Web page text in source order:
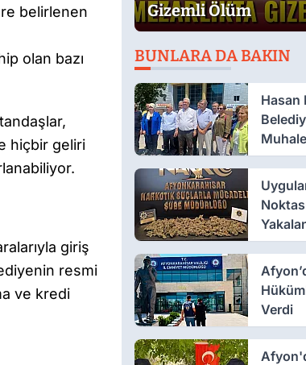
belirlenen
olan bazı
hiçbir geliri
giriş
resmi
ve kredi
Gizemli Ölüm
BUNLARA DA BAKIN
Hasan
Verdi